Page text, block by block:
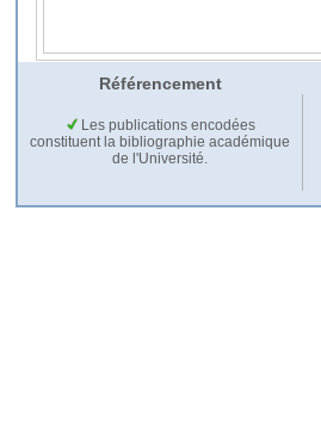
Référencement
Les publications encodées
constituent la bibliographie académique
de l'Université.